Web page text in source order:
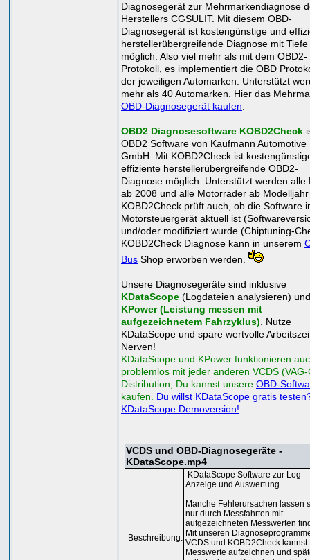
Diagnosegerät zur Mehrmarkendiagnose
Herstellers CGSULIT. Mit diesem OBD-
Diagnosegerät ist kostengünstige und
herstellerübergreifende Diagnose mit Tiefe
möglich. Also viel mehr als mit dem OBD2-
Protokoll, es implementiert die OBD
der jeweiligen Automarken. Unterstützt
mehr als 40 Automarken. Hier das
OBD-Diagnosegerät kaufen
OBD2 Diagnosesoftware KOBD2Check
OBD2 Software von Kaufmann Automotive
GmbH. Mit KOBD2Check ist
effiziente herstellerübergreifende OBD2-
Diagnose möglich. Unterstützt werden alle
ab 2008 und alle Motorräder ab
KOBD2Check prüft auch, ob die Software
Motorsteuergerät aktuell ist
und/oder modifiziert wurde (Chiptuning-
KOBD2Check Diagnose kann in unserem
Bus Shop erworben werden.
Unsere Diagnosegeräte sind inklusive
KDataScope (Logdateien analysieren) und
KPower (Leistung messen mit
aufgezeichnetem Fahrzyklus) . Nutze
KDataScope und spare wertvolle
Nerven!
KDataScope und KPower funktionieren
problemlos mit jeder anderen VCDS
Distribution, Du kannst unsere OBD-
kaufen.
Du willst KDataScope gratis
KDataScope Demoversion!
VCDS und OBD-Diagnosegeräte -
KDataScope.mp4
Beschreibung:
KDataScope Software zur Log-
Anzeige und Auswertung.
Manche Fehlerursachen lassen
nur durch Messfahrten mit
aufgezeichneten Messwerten
Mit unseren
VCDS und KOBD2Check kannst
Messwerte aufzeichnen und